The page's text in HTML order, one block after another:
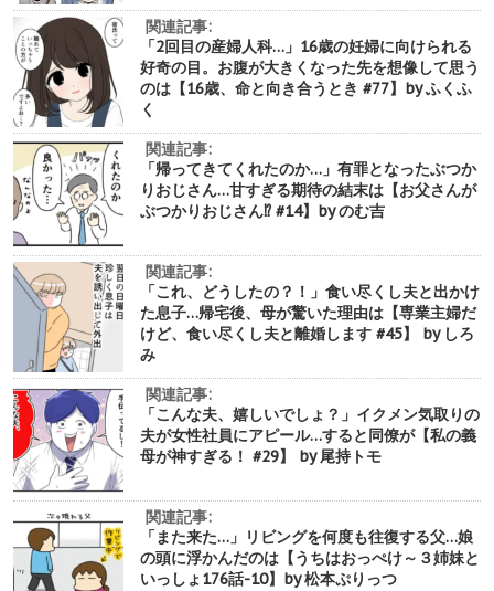
関連記事:
「2回目の産婦人科…」16歳の妊婦に向けられる
好奇の目。お腹が大きくなった先を想像して思う
のは【16歳、命と向き合うとき #77】by ふくふ
く
関連記事:
「帰ってきてくれたのか…」有罪となったぶつか
りおじさん…甘すぎる期待の結末は【お父さんが
ぶつかりおじさん⁉︎ #14】by のむ吉
関連記事:
「これ、どうしたの？！」食い尽くし夫と出かけ
た息子…帰宅後、母が驚いた理由は【専業主婦だ
けど、食い尽くし夫と離婚します #45】 by しろ
み
関連記事:
「こんな夫、嬉しいでしょ？」イクメン気取りの
夫が女性社員にアピール…すると同僚が【私の義
母が神すぎる！ #29】 by 尾持トモ
関連記事:
「また来た…」リビングを何度も往復する父…娘
の頭に浮かんだのは【うちはおっぺけ～３姉妹と
いっしょ176話-10】by 松本ぷりっつ